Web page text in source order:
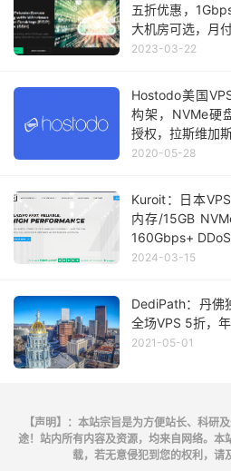
五折优惠，
大机房可选，月
2023-03-22
Hostodo美国
构架，NVMe硬
授权，拉斯维加
2020-05-28
Kuroit：日本
内存/15GB
160Gbps+
2024-03-15
DediPath：丹佛
全场VPS 5折，
2021-05-01
【声明】：本站宗旨是为方便站长、科研
途！站内所有内容及资源，均来自网络。本
载，若无意侵犯到您的权利，请